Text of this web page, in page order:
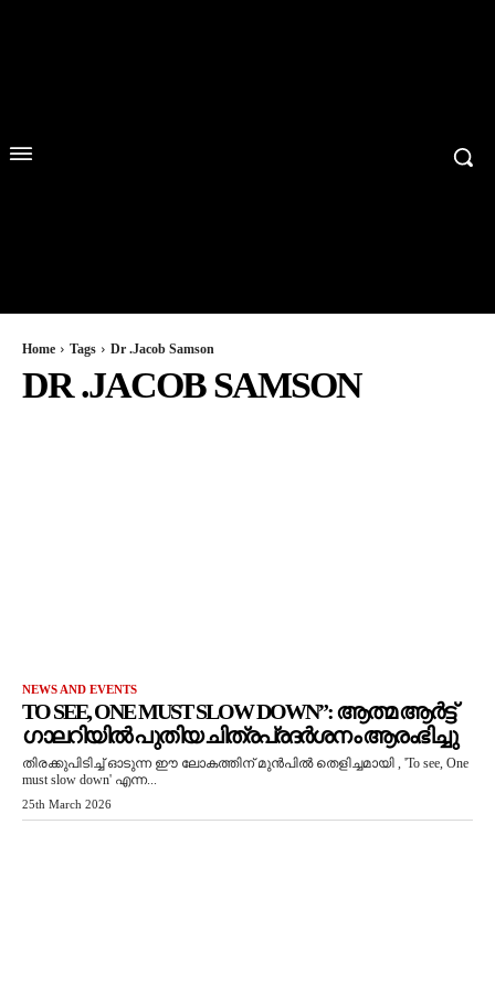
Home Tags Dr .Jacob Samson
DR .JACOB SAMSON
NEWS AND EVENTS
TO SEE, ONE MUST SLOW DOWN”: ആത്മ ആർട്ട്
ഗാലറിയിൽ പുതിയ ചിത്രപ്രദർശനം ആരംഭിച്ചു
തിരക്കുപിടിച്ച് ഓടുന്ന ഈ ലോകത്തിന് മുൻപിൽ തെളിച്ചമായി , 'To see, One
must slow down' എന്ന...
25th March 2026